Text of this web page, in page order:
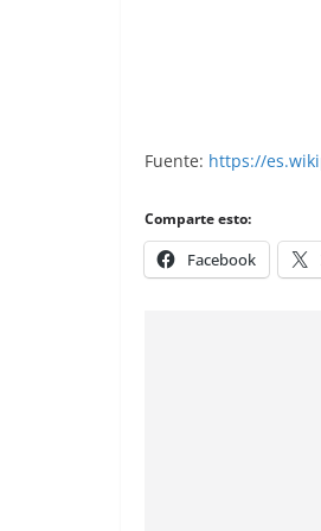
Fuente: https://
Comparte esto:
Facebook